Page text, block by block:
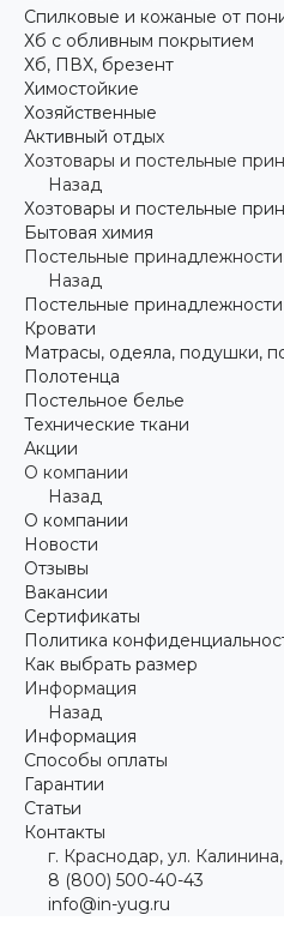
Спилковые и кожаные от
Хб с обливным покрытием
Хб, ПВХ, брезент
Химостойкие
Хозяйственные
Активный отдых
Хозтовары и постельные
Назад
Хозтовары и постельные
Бытовая химия
Постельные принадлежности
Назад
Постельные принадлежности
Кровати
Матрасы, одеяла, подушки,
Полотенца
Постельное белье
Технические ткани
Акции
О компании
Назад
О компании
Новости
Отзывы
Вакансии
Сертификаты
Политика
Как выбрать размер
Информация
Назад
Информация
Способы оплаты
Гарантии
Статьи
Контакты
г. Краснодар, ул.
8 (800) 500-40-43
info@in-yug.ru